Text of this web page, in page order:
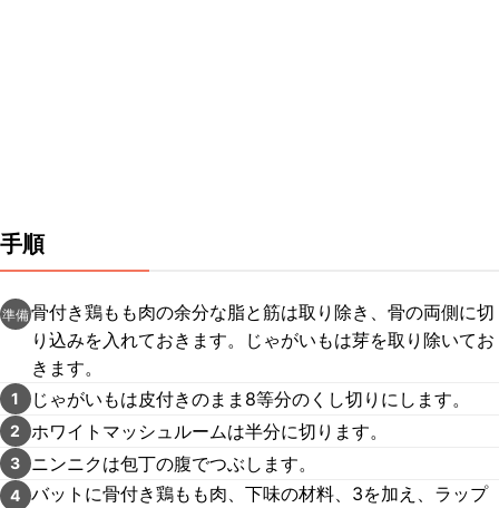
手順
準備骨付き鶏もも肉の余分な脂と筋は取り除き、骨の両側に切
り込みを入れておきます。じゃがいもは芽を取り除いてお
きます。
1 じゃがいもは皮付きのまま8等分のくし切りにします。
2 ホワイトマッシュルームは半分に切ります。
3 ニンニクは包丁の腹でつぶします。
4 バットに骨付き鶏もも肉、下味の材料、3を加え、ラップ